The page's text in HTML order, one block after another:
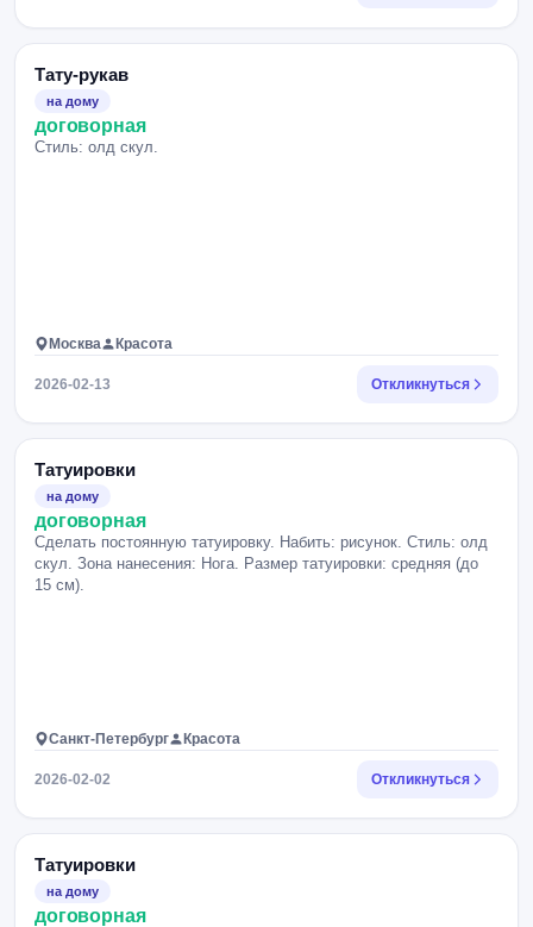
Тату-рукав
на дому
договорная
Стиль: олд скул.
Москва Красота
2026-02-13 Откликнуться
Татуировки
на дому
договорная
Сделать постоянную татуировку. Набить: рисунок. Стиль: олд
скул. Зона нанесения: Нога. Размер татуировки: средняя (до
15 см).
Санкт-Петербург Красота
2026-02-02 Откликнуться
Татуировки
на дому
договорная